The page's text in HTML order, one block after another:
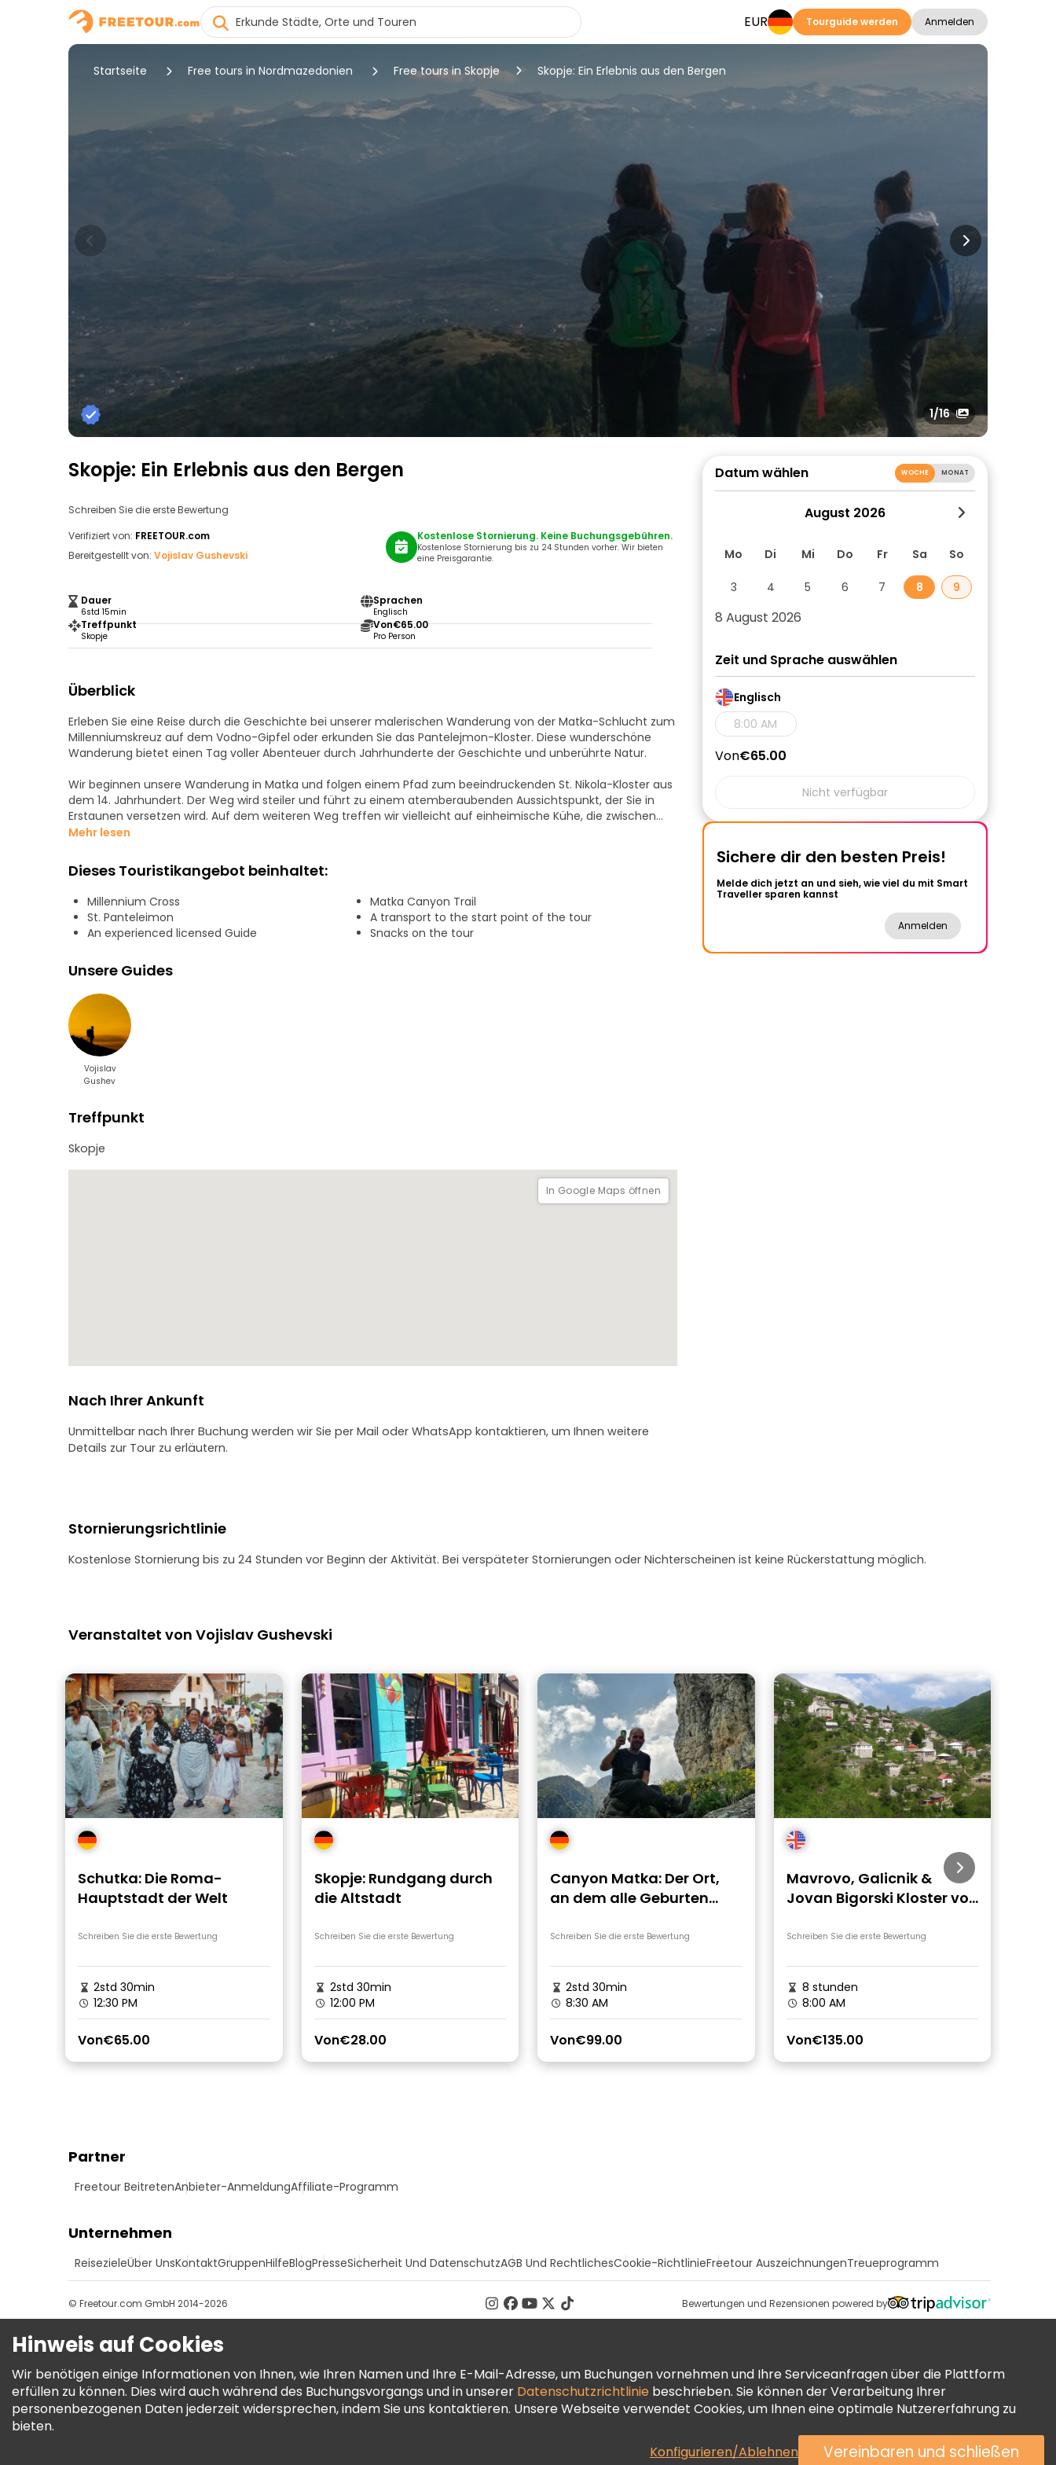
EUR Tourguide werden Anmelden
Startseite Free tours in Nordmazedonien Free tours in Skopje Skopje: Ein Erlebnis aus den Bergen
1/16
Skopje: Ein Erlebnis aus den Bergen
Schreiben Sie die erste Bewertung
Verifiziert von: FREETOUR.com
Bereitgestellt von: Vojislav Gushevski
Dauer
6std 15min
Sprachen
Englisch
Treffpunkt
Skopje
Von€65.00
Pro Person
Kostenlose Stornierung. Keine Buchungsgebühren.
Kostenlose Stornierung bis zu 24 Stunden vorher. Wir bieten
eine Preisgarantie.
Überblick
Erleben Sie eine Reise durch die Geschichte bei unserer malerischen Wanderung von der Matka-Schlucht zum
Millenniumskreuz auf dem Vodno-Gipfel oder erkunden Sie das Pantelejmon-Kloster. Diese wunderschöne
Wanderung bietet einen Tag voller Abenteuer durch Jahrhunderte der Geschichte und unberührte Natur.
Wir beginnen unsere Wanderung in Matka und folgen einem Pfad zum beeindruckenden St. Nikola-Kloster aus
dem 14. Jahrhundert. Der Weg wird steiler und führt zu einem atemberaubenden Aussichtspunkt, der Sie in
Erstaunen versetzen wird. Auf dem weiteren Weg treffen wir vielleicht auf einheimische Kühe, die zwischen
Mai und Oktober frei herumlaufen und uns zum Gipfel führen können.
Auf dem Gipfel genießen Sie eine spektakuläre Aussicht auf Skopje. Sie haben die Wahl, die nächsten zwei
Stunden mit einer Wanderung zum Millenniumskreuz zu verbringen oder das außergewöhnliche St.
Pantelejmon-Kloster aus dem 12. Jahrhundert zu besuchen, ein verstecktes Juwel innerhalb des
Klosterkomplexes.
Dauer der Tour: Ungefähr 6 Stunden
Höhendifferenz: 780 Meter
Begleiten Sie uns auf dieses unvergessliche Abenteuer und entdecken Sie Skopje wie nie zuvor!
Mehr lesen
Dieses Touristikangebot beinhaltet:
Millennium Cross
Matka Canyon Trail
St. Panteleimon
A transport to the start point of the tour
An experienced licensed Guide
Snacks on the tour
Unsere Guides
Vojislav
Gushev
Treffpunkt
Skopje
In Google Maps öffnen
Nach Ihrer Ankunft
Unmittelbar nach Ihrer Buchung werden wir Sie per Mail oder WhatsApp kontaktieren, um Ihnen weitere
Details zur Tour zu erläutern.
Stornierungsrichtlinie
Kostenlose Stornierung bis zu 24 Stunden vor Beginn der Aktivität. Bei verspäteter Stornierungen oder Nichterscheinen ist keine Rückerstattung möglich.
Datum wählen WOCHE MONAT
August 2026
Mo Di Mi Do Fr Sa So
3 4 5 6 7 8 9
8 August 2026
Zeit und Sprache auswählen
Englisch
8:00 AM
Von€65.00
Nicht verfügbar
Sichere dir den besten Preis!
Melde dich jetzt an und sieh, wie viel du mit Smart
Traveller sparen kannst
Anmelden
Veranstaltet von Vojislav Gushevski
Schutka: Die Roma-
Hauptstadt der Welt
Schreiben Sie die erste Bewertung
2std 30min
12:30 PM
Von€65.00
Skopje: Rundgang durch
die Altstadt
Schreiben Sie die erste Bewertung
2std 30min
12:00 PM
Von€28.00
Canyon Matka: Der Ort,
an dem alle Geburten
Schreiben Sie die erste Bewertung
2std 30min
8:30 AM
Von€99.00
Mavrovo, Galicnik &
Jovan Bigorski Kloster von
Schreiben Sie die erste Bewertung
8 stunden
8:00 AM
Von€135.00
Partner
Freetour BeitretenAnbieter-AnmeldungAffiliate-Programm
Unternehmen
ReisezieleÜber UnsKontaktGruppenHilfeBlogPresseSicherheit Und DatenschutzAGB Und RechtlichesCookie-RichtlinieFreetour AuszeichnungenTreueprogramm
Bewertungen und Rezensionen powered by
© Freetour.com GmbH 2014-2026
Hinweis auf Cookies
Wir benötigen einige Informationen von Ihnen, wie Ihren Namen und Ihre E-Mail-Adresse, um Buchungen vornehmen und Ihre Serviceanfragen über die Plattform
erfüllen zu können. Dies wird auch während des Buchungsvorgangs und in unserer Datenschutzrichtlinie beschrieben. Sie können der Verarbeitung Ihrer
personenbezogenen Daten jederzeit widersprechen, indem Sie uns kontaktieren. Unsere Webseite verwendet Cookies, um Ihnen eine optimale Nutzererfahrung zu
bieten.
Konfigurieren/Ablehnen
Vereinbaren und schließen